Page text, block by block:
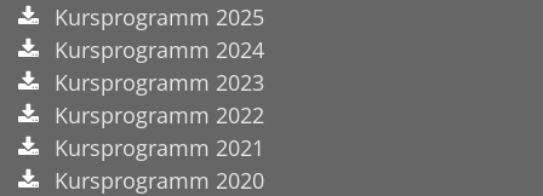
Kursprogramm 2025
Kursprogramm 2024
Kursprogramm 2023
Kursprogramm 2022
Kursprogramm 2021
Kursprogramm 2020